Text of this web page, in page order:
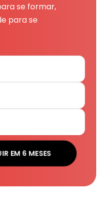
se formar,
para se
EM 6 MESES